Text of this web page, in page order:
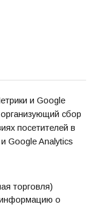
и Google
сбор
посетителей в
Google Analytics
торговля)
информацию о